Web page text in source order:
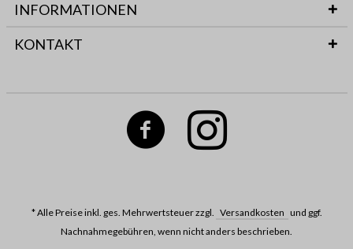
INFORMATIONEN
KONTAKT
* Alle Preise inkl. ges. Mehrwertsteuer zzgl. Versandkosten und ggf.
Nachnahmegebühren, wenn nicht anders beschrieben.